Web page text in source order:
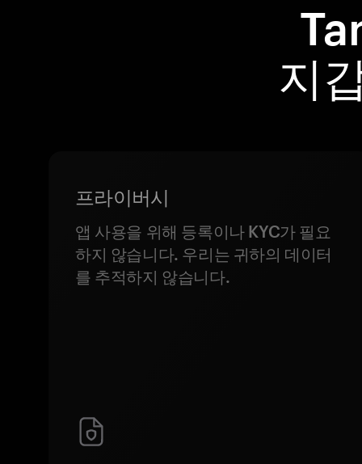
지
프라이버시
앱 사용을 위해 등록이나 KYC가 필요
하지 않습니다. 우리는 귀하의 데이터
를 추적하지 않습니다.